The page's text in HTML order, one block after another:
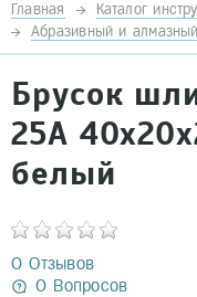
Главная
Каталог
Абразивный и
Брусок
25А
белый
0 Отзывов
0 Вопросов